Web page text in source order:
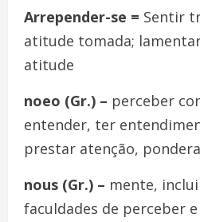
Arrepender-se = Sentir
atitude tomada;
atitude
noeo (Gr.) – perceber
entender, ter
prestar atenção,
nous (Gr.) – mente,
faculdades de perceber